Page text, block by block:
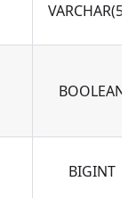
VARCHAR(50)
BOOLEAN
BIGINT